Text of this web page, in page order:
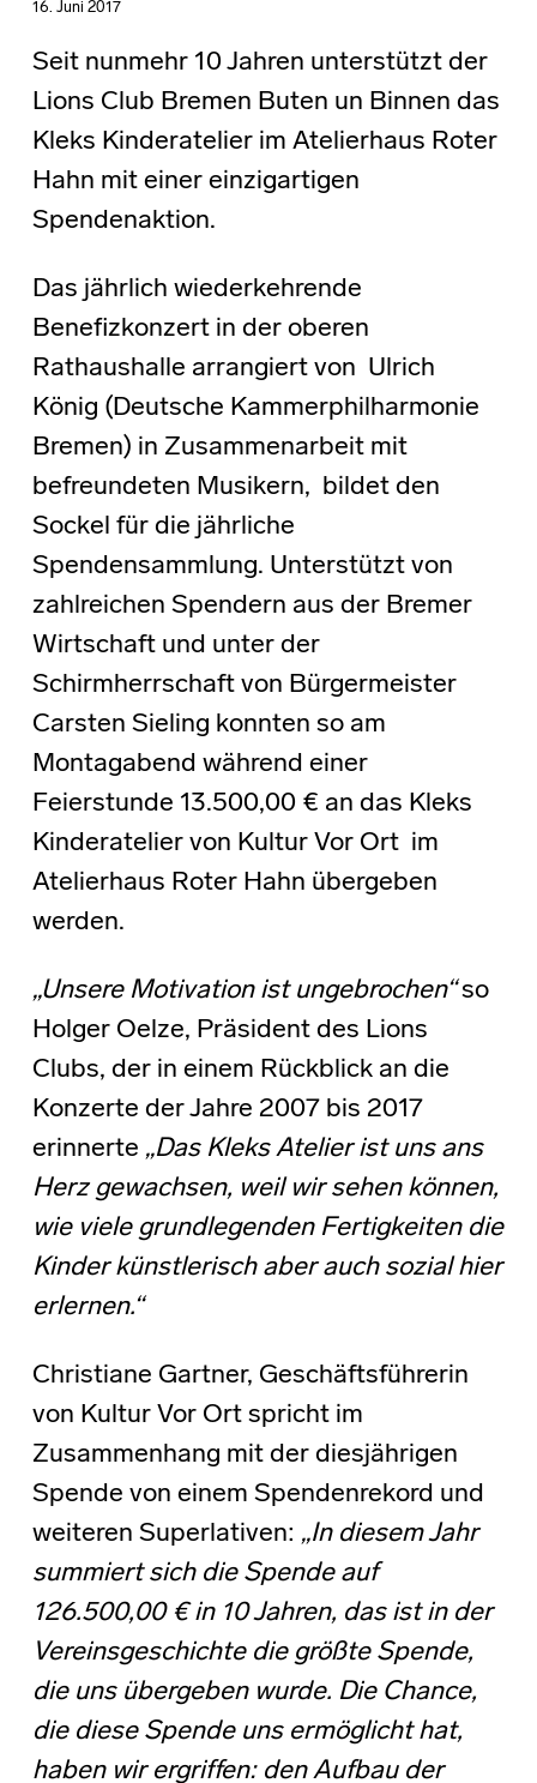
16. Juni 2017
Seit nunmehr 10 Jahren unterstützt der
Lions Club Bremen Buten un Binnen das
Kleks Kinderatelier im Atelierhaus Roter
Hahn mit einer einzigartigen
Spendenaktion.
Das jährlich wiederkehrende
Benefizkonzert in der oberen
Rathaushalle arrangiert von Ulrich
König (Deutsche Kammerphilharmonie
Bremen) in Zusammenarbeit mit
befreundeten Musikern, bildet den
Sockel für die jährliche
Spendensammlung. Unterstützt von
zahlreichen Spendern aus der Bremer
Wirtschaft und unter der
Schirmherrschaft von Bürgermeister
Carsten Sieling konnten so am
Montagabend während einer
Feierstunde 13.500,00 € an das Kleks
Kinderatelier von Kultur Vor Ort im
Atelierhaus Roter Hahn übergeben
werden.
„Unsere Motivation ist ungebrochen“so
Holger Oelze, Präsident des Lions
Clubs, der in einem Rückblick an die
Konzerte der Jahre 2007 bis 2017
erinnerte „Das Kleks Atelier ist uns ans
Herz gewachsen, weil wir sehen können,
wie viele grundlegenden Fertigkeiten die
Kinder künstlerisch aber auch sozial hier
erlernen.“
Christiane Gartner, Geschäftsführerin
von Kultur Vor Ort spricht im
Zusammenhang mit der diesjährigen
Spende von einem Spendenrekord und
weiteren Superlativen: „In diesem Jahr
summiert sich die Spende auf
126.500,00 € in 10 Jahren, das ist in der
Vereinsgeschichte die größte Spende,
die uns übergeben wurde. Die Chance,
die diese Spende uns ermöglicht hat,
haben wir ergriffen: den Aufbau der